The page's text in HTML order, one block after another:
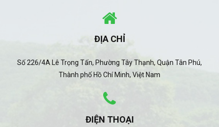
ĐỊA CHỈ
Số 226/4A Lê Trọng Tấn, Phường Tây Thạnh, Quận Tân Phú,
Thành phố Hồ Chí Minh, Việt Nam
ĐIỆN THOẠI